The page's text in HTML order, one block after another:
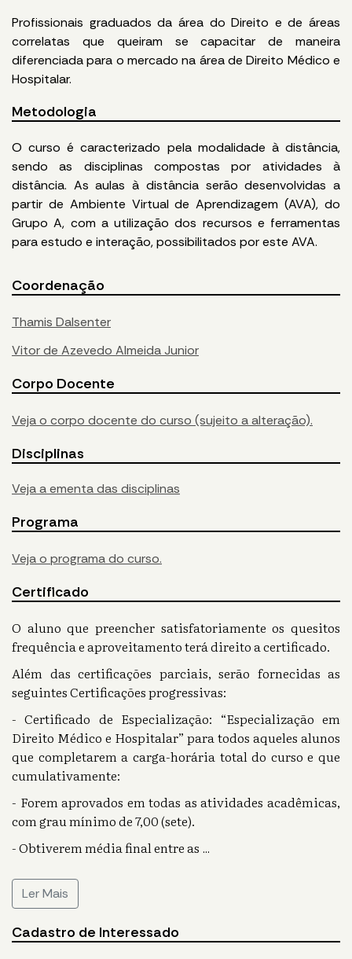
Profissionais graduados da área do Direito e de áreas
correlatas que queiram se capacitar de maneira
diferenciada para o mercado na área de Direito Médico e
Hospitalar.
Metodologia
O curso é caracterizado pela modalidade à distância,
sendo as disciplinas compostas por atividades à
distância. As aulas à distância serão desenvolvidas a
partir de Ambiente Virtual de Aprendizagem (AVA), do
Grupo A, com a utilização dos recursos e ferramentas
para estudo e interação, possibilitados por este AVA.
Coordenação
Thamis Dalsenter
Vitor de Azevedo Almeida Junior
Corpo Docente
Veja o corpo docente do curso (sujeito a alteração).
Disciplinas
Veja a ementa das disciplinas
Programa
Veja o programa do curso.
Certificado
O aluno que preencher satisfatoriamente os quesitos
frequência e aproveitamento terá direito a certificado.
Além das certificações parciais, serão fornecidas as
seguintes Certificações progressivas:
- Certificado de Especialização: “Especialização em
Direito Médico e Hospitalar” para todos aqueles alunos
que completarem a carga-horária total do curso e que
cumulativamente:
- Forem aprovados em todas as atividades acadêmicas,
com grau mínimo de 7,00 (sete).
- Obtiverem média final entre as ...
Ler Mais
Cadastro de Interessado